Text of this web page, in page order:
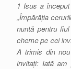
1 Isus a
„Împărăția
nuntă pentru
cheme pe cei
A trimis din
invitați: Iată am